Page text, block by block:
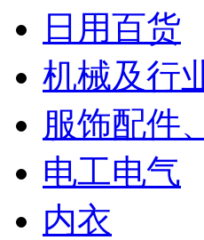
日用百货
机械及行
服饰配件
电工电气
内衣